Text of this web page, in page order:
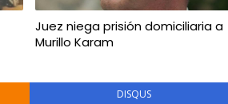
Juez niega prisión domiciliaria a
Murillo Karam
DISQUS